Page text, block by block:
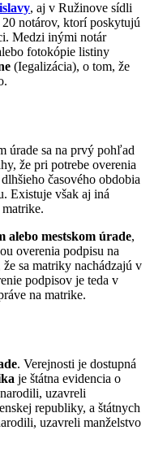
, aj v Ružinove sídli
notárov, ktorí poskytujú
Medzi inými notár
fotokópie listiny
(Iegalizácia), o tom, že
úrade sa na prvý pohľad
že pri potrebe overenia
časového obdobia
Existuje však aj iná
alebo mestskom úrade,
overenia podpisu na
sa matriky nachádzajú v
podpisov je teda v
na matrike.
. Verejnosti je dostupná
je štátna evidencia o
uzavreli
republiky, a štátnych
uzavreli manželstvo